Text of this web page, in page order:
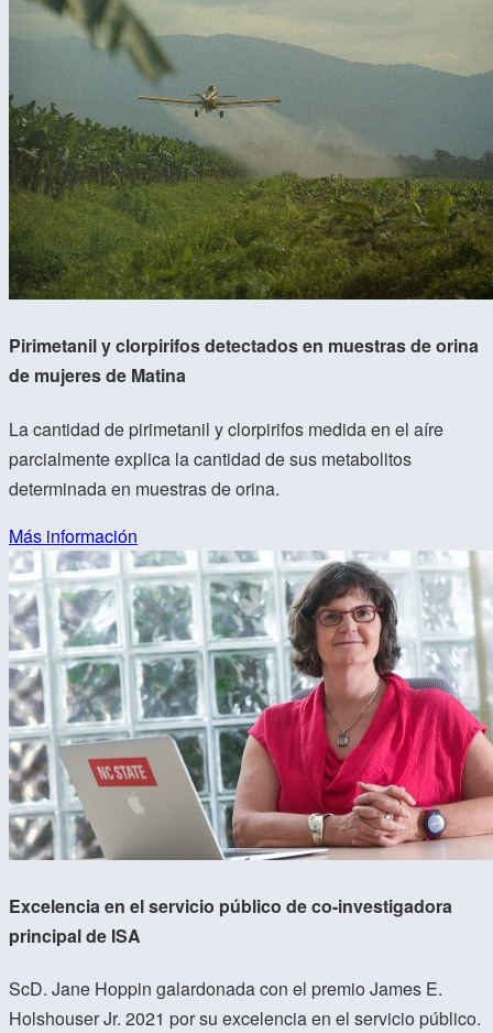
Pirimetanil y clorpirifos detectados en muestras de orina
de mujeres de Matina
La cantidad de pirimetanil y clorpirifos medida en el aíre
parcialmente explica la cantidad de sus metabolitos
determinada en muestras de orina.
Más información
Excelencia en el servicio público de co-investigadora
principal de ISA
ScD. Jane Hoppin galardonada con el premio James E.
Holshouser Jr. 2021 por su excelencia en el servicio público.